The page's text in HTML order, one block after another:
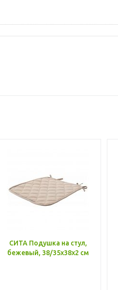
СИТА Подушка на стул,
бежевый, 38/35x38x2 см